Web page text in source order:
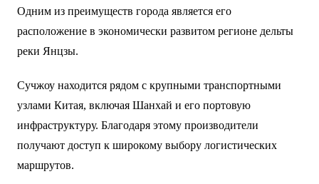
Одним из преимуществ города является его
расположение в экономически развитом регионе дельты
реки Янцзы.
Сучжоу находится рядом с крупными транспортными
узлами Китая, включая Шанхай и его портовую
инфраструктуру. Благодаря этому производители
получают доступ к широкому выбору логистических
маршрутов.